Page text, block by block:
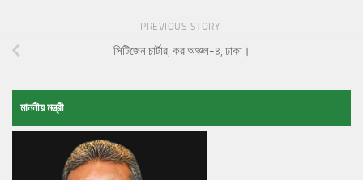
PREVIOUS STORY
সিটিজেন চার্টার, কর অঞ্চল-৪, ঢাকা।
মাননীয় মন্ত্রী